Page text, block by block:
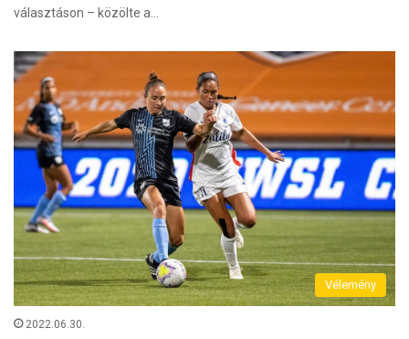
választáson – közölte a…
Vélemény
2022.06.30.